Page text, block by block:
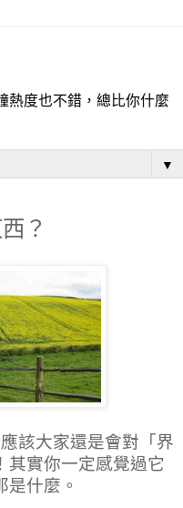
熱度也不錯，總比你什麼
▼
？
該大家還是會對「界
其實你一定感覺過它
什麼。